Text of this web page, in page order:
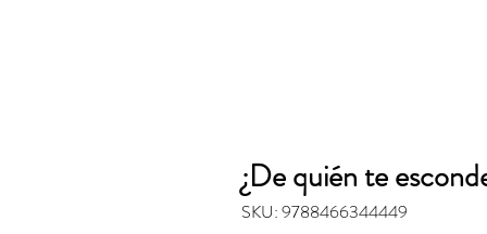
¿De quién te
SKU: 9788466344449